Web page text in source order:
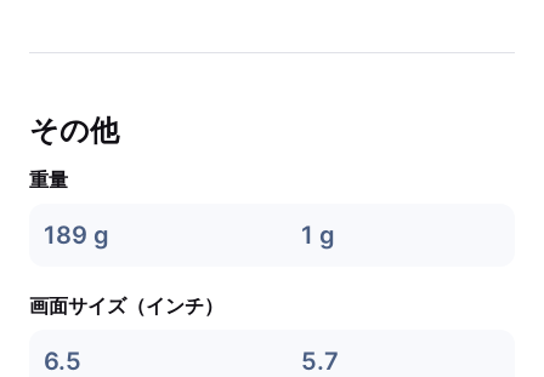
その他
重量
189 g 1 g
画面サイズ（インチ）
6.5 5.7